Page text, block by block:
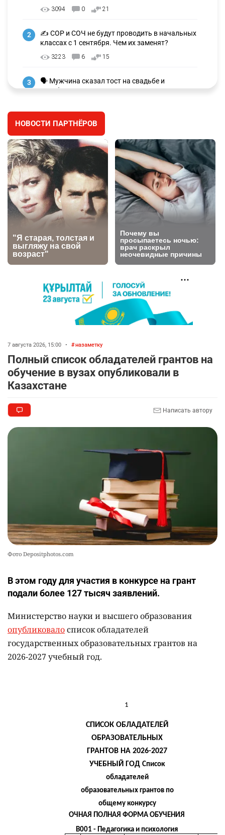
3094 0 21
2
✍️ СОР и СОЧ не будут проводить в начальных
классах с 1 сентября. Чем их заменят?
3223 6 15
3
🗣 Мужчина сказал тост на свадьбе и
заработал уголовное дело
⚠️ Доброе утро, друзья! Предлагаем обзор
главных новостей за 4 августа
2749 0 1
5
🗣Глава государства направил телеграмму
соболезнования родным и близким Халық
қаһарманы Ивана Гапича
2740 2 42
6
🇫🇷 Клуб ПСЖ объявил об открытии своей
футбольной академии в Астане
🚗 Казахстанцев убедили оформить
автокредиты за вознаграждение
2715 0 11
9
💻 В школах Казахстана изменили название и
содержание некоторых предметов
10
2 37
НОВОСТИ ПАРТНЁРОВ
7 августа 2026, 15:00 • назаметку
Полный список обладателей грантов на
обучение в вузах опубликовали в
Казахстане
Написать автору
Фото Depositphotos.com
В этом году для участия в конкурсе на грант
подали более 127 тысяч заявлений.
Министерство науки и высшего образования
опубликовалосписок обладателей
государственных образовательных грантов на
2026-2027 учебный год.